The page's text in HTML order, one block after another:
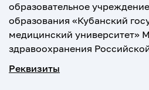
образовательное
образования «Кубанский
медицинский университет»
здравоохранения
Реквизиты